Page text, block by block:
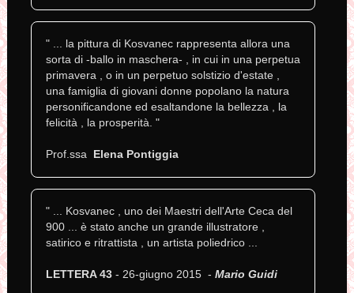
" ... la pittura di Kosvanec rappresenta allora una
sorta di -ballo in maschera- , in cui in una perpetua
primavera , o in un perpetuo solstizio d'estate ,
una famiglia di giovani donne popolano la natura
personificandone ed esaltandone la bellezza , la
felicità , la prosperità. "
Prof.ssa Elena Pontiggia
" ... Kosvanec , uno dei Maestri dell'Arte Ceca del
900 ... è stato anche un grande illustratore ,
satirico e ritrattista , un artista poliedrico ...
LETTERA 43- 26-giugno 2015 - Mario Guidi